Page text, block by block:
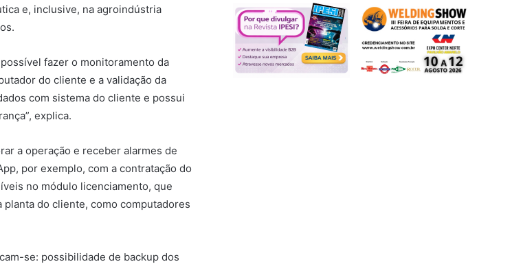
e, inclusive, na agroindústria
fazer o monitoramento da
do cliente e a validação da
com sistema do cliente e possui
explica.
a operação e receber alarmes de
por exemplo, com a contratação do
no módulo licenciamento, que
do cliente, como computadores
se: possibilidade de backup dos